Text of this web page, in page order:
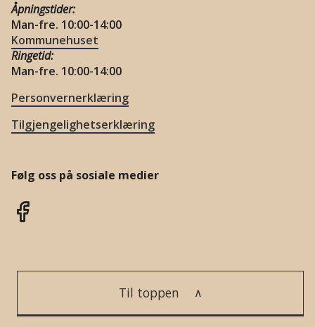
Åpningstider:
Man-fre. 10:00-14:00
Kommunehuset
Ringetid:
Man-fre. 10:00-14:00
Personvernerklæring
Tilgjengelighetserklæring
Følg oss på sosiale medier
Til toppen